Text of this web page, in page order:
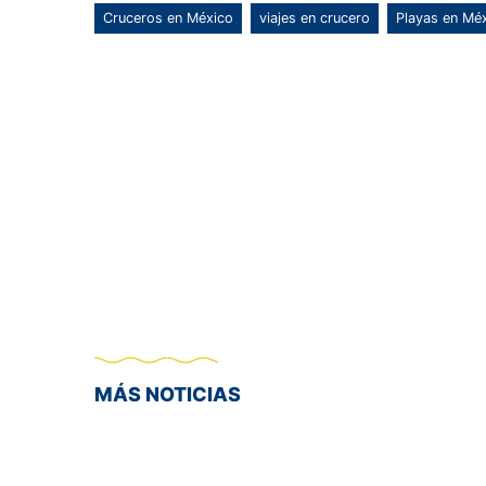
Cruceros en México viajes en crucero Playas en
MÁS NOTICIAS